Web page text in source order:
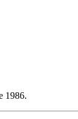
1986.